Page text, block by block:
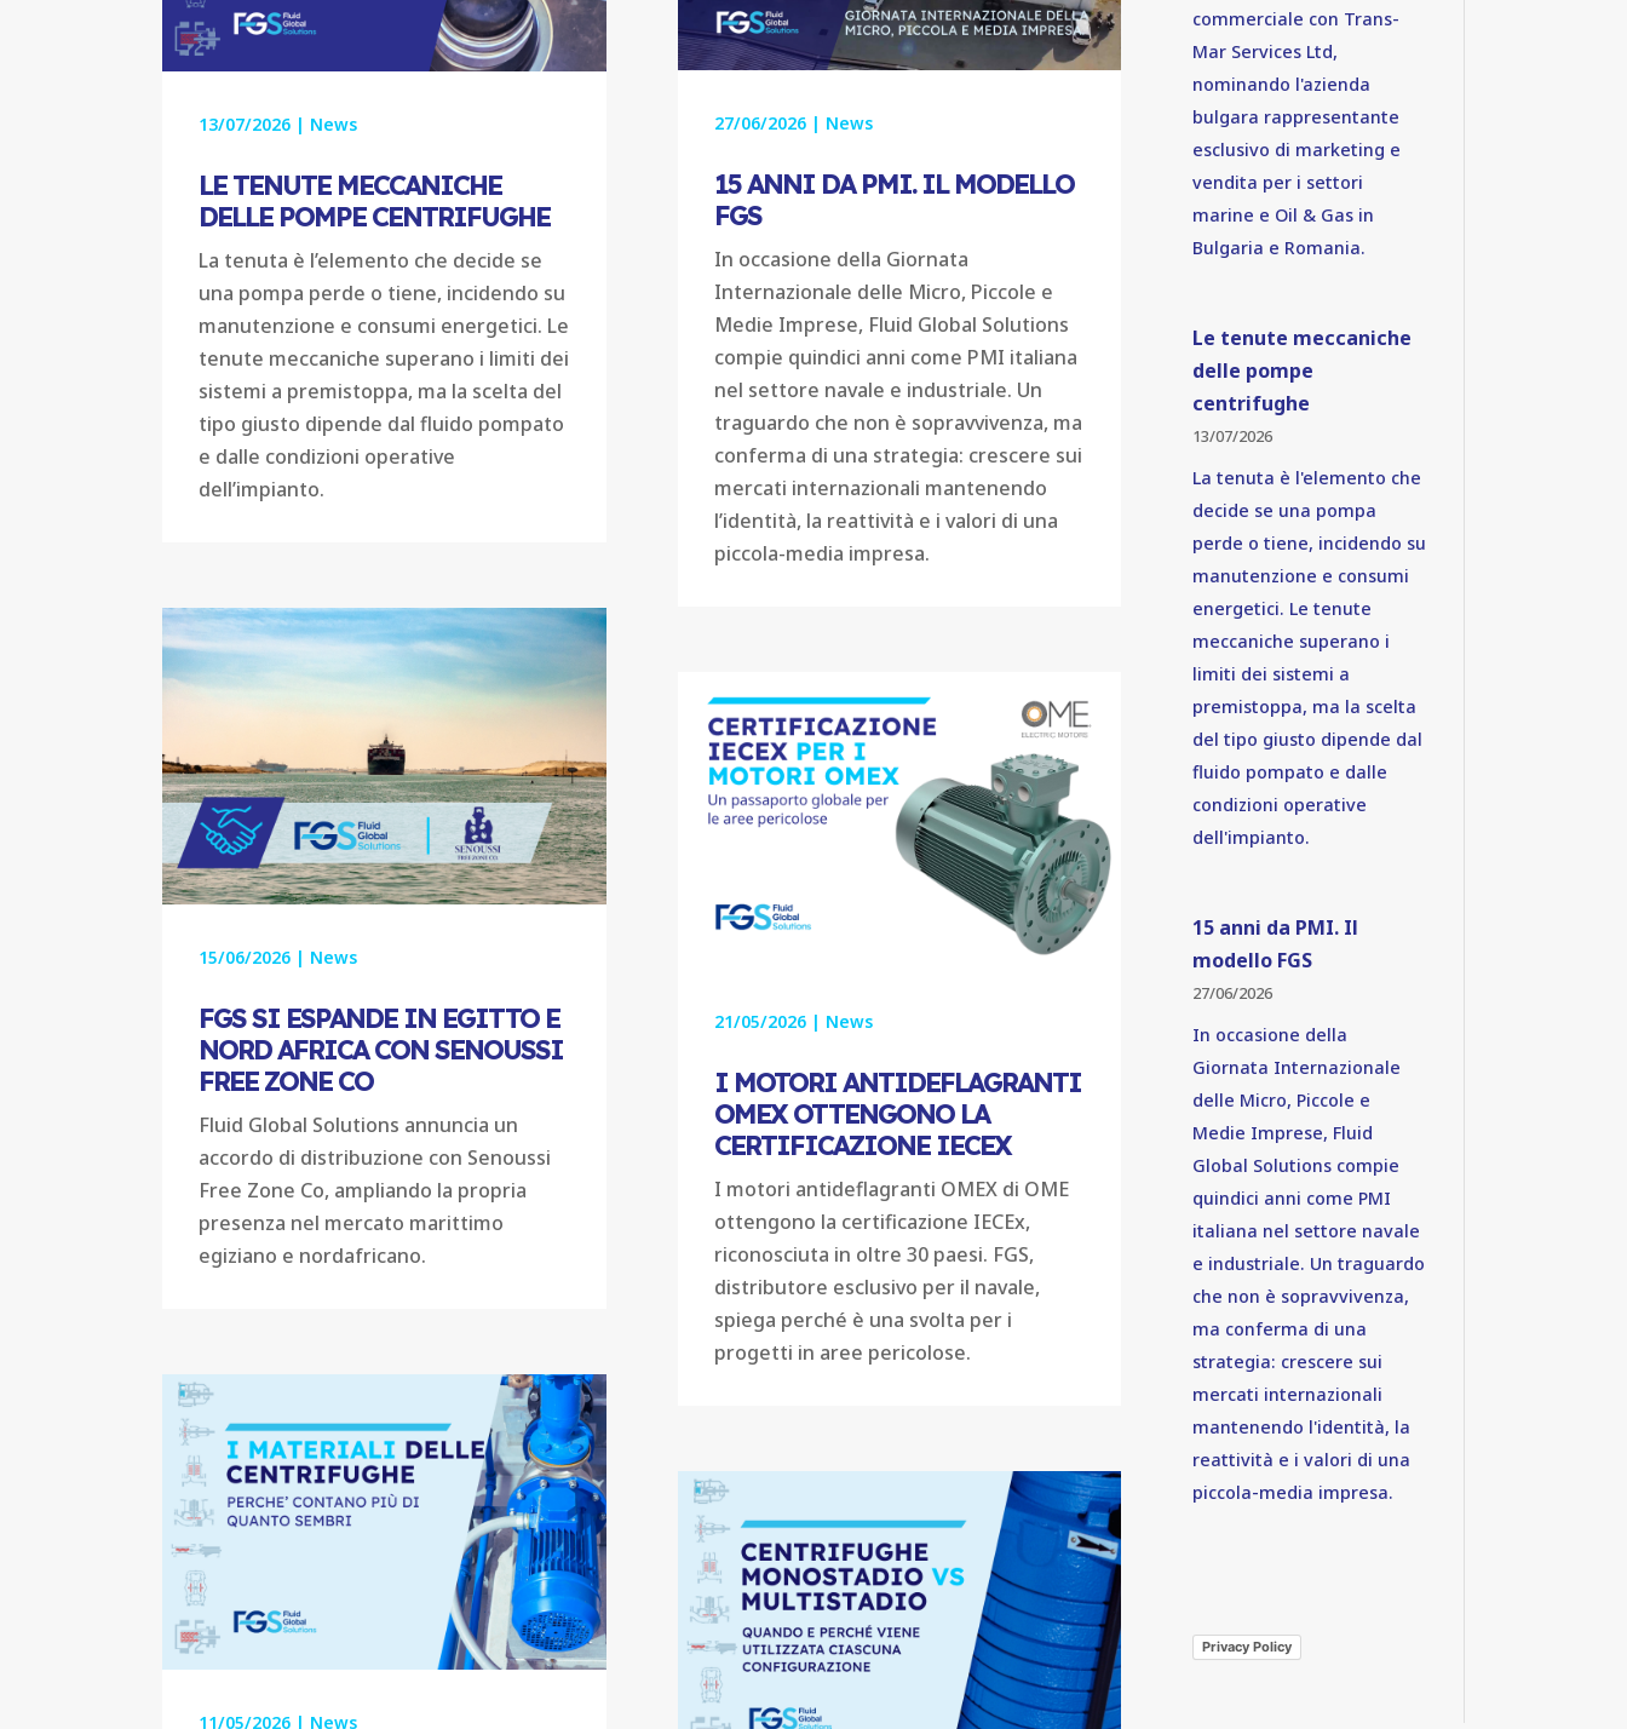
LE TENUTE MECCANICHE
DELLE POMPE CENTRIFUGHE
13/07/2026 | News
La tenuta è l’elemento che decide se
una pompa perde o tiene, incidendo su
manutenzione e consumi energetici. Le
tenute meccaniche superano i limiti dei
sistemi a premistoppa, ma la scelta del
tipo giusto dipende dal fluido pompato
e dalle condizioni operative
dell’impianto.
FGS SI ESPANDE IN EGITTO E
NORD AFRICA CON SENOUSSI
FREE ZONE CO
15/06/2026 | News
Fluid Global Solutions annuncia un
accordo di distribuzione con Senoussi
Free Zone Co, ampliando la propria
presenza nel mercato marittimo
egiziano e nordafricano.
11/05/2026 | News
15 ANNI DA PMI. IL MODELLO
FGS
27/06/2026| News
In occasione della Giornata
Internazionale delle Micro, Piccole e
Medie Imprese, Fluid Global Solutions
compie quindici anni come PMI italiana
nel settore navale e industriale. Un
traguardo che non è sopravvivenza, ma
conferma di una strategia: crescere sui
mercati internazionali mantenendo
l’identità, la reattività e i valori di una
piccola-media impresa.
I MOTORI ANTIDEFLAGRANTI
OMEX OTTENGONO LA
CERTIFICAZIONE IECEX
21/05/2026| News
I motori antideflagranti OMEX di OME
ottengono la certificazione IECEx,
riconosciuta in oltre 30 paesi. FGS,
distributore esclusivo per il navale,
spiega perché è una svolta per i
progetti in aree pericolose.
commerciale con Trans-
Mar Services Ltd,
nominando l'azienda
bulgara rappresentante
esclusivo di marketing e
vendita per i settori
marine e Oil & Gas in
Bulgaria e Romania.
Le tenute meccaniche
delle pompe
centrifughe
13/07/2026
La tenuta è l'elemento che
decide se una pompa
perde o tiene, incidendo su
manutenzione e consumi
energetici. Le tenute
meccaniche superano i
limiti dei sistemi a
premistoppa, ma la scelta
del tipo giusto dipende dal
fluido pompato e dalle
condizioni operative
dell'impianto.
15 anni da PMI. Il
modello FGS
27/06/2026
In occasione della
Giornata Internazionale
delle Micro, Piccole e
Medie Imprese, Fluid
Global Solutions compie
quindici anni come PMI
italiana nel settore navale
e industriale. Un traguardo
che non è sopravvivenza,
ma conferma di una
strategia: crescere sui
mercati internazionali
mantenendo l'identità, la
reattività e i valori di una
piccola-media impresa.
Privacy Policy